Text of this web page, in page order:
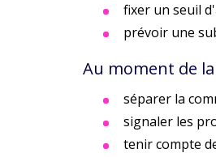
fixer un seuil
prévoir une
Au moment de
séparer la
signaler les
tenir compte